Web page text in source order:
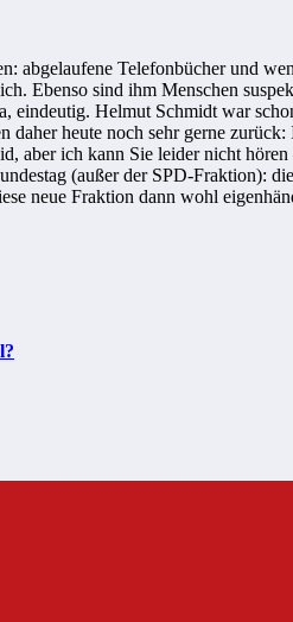
abgelaufene Telefonbücher und
Ebenso sind ihm Menschen
eindeutig. Helmut Schmidt war
daher heute noch sehr gerne
aber ich kann Sie leider nicht
(außer der SPD-Fraktion):
neue Fraktion dann wohl